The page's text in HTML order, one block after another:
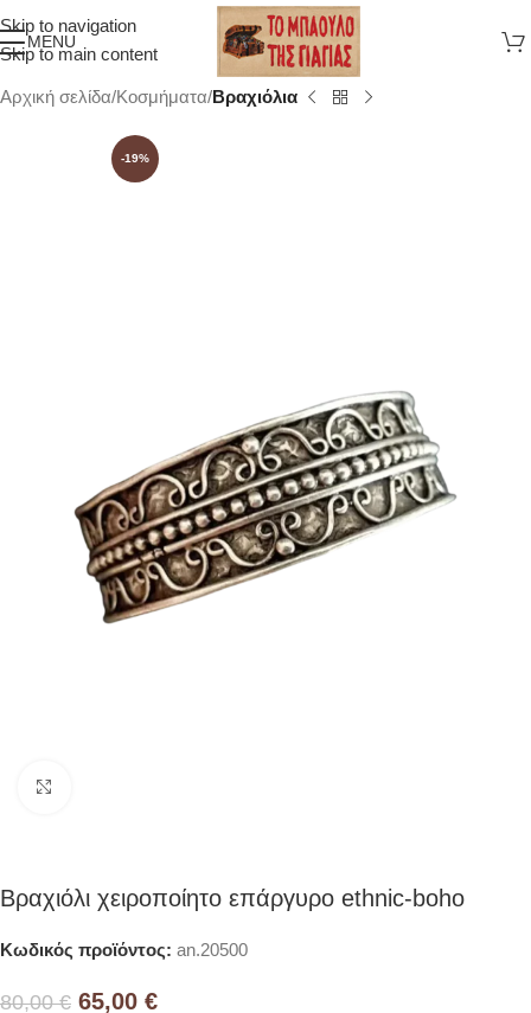
Skip to navigation
Skip to main content
MENU
Αρχική σελίδα Κοσμήματα Βραχιόλια
-19%
Βραχιόλι χειροποίητο επάργυρο ethnic-boho
Κωδικός προϊόντος: an.20500
80,00€ 65,00 €